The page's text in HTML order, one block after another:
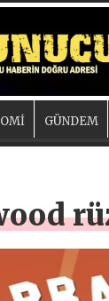
GÜNDEM